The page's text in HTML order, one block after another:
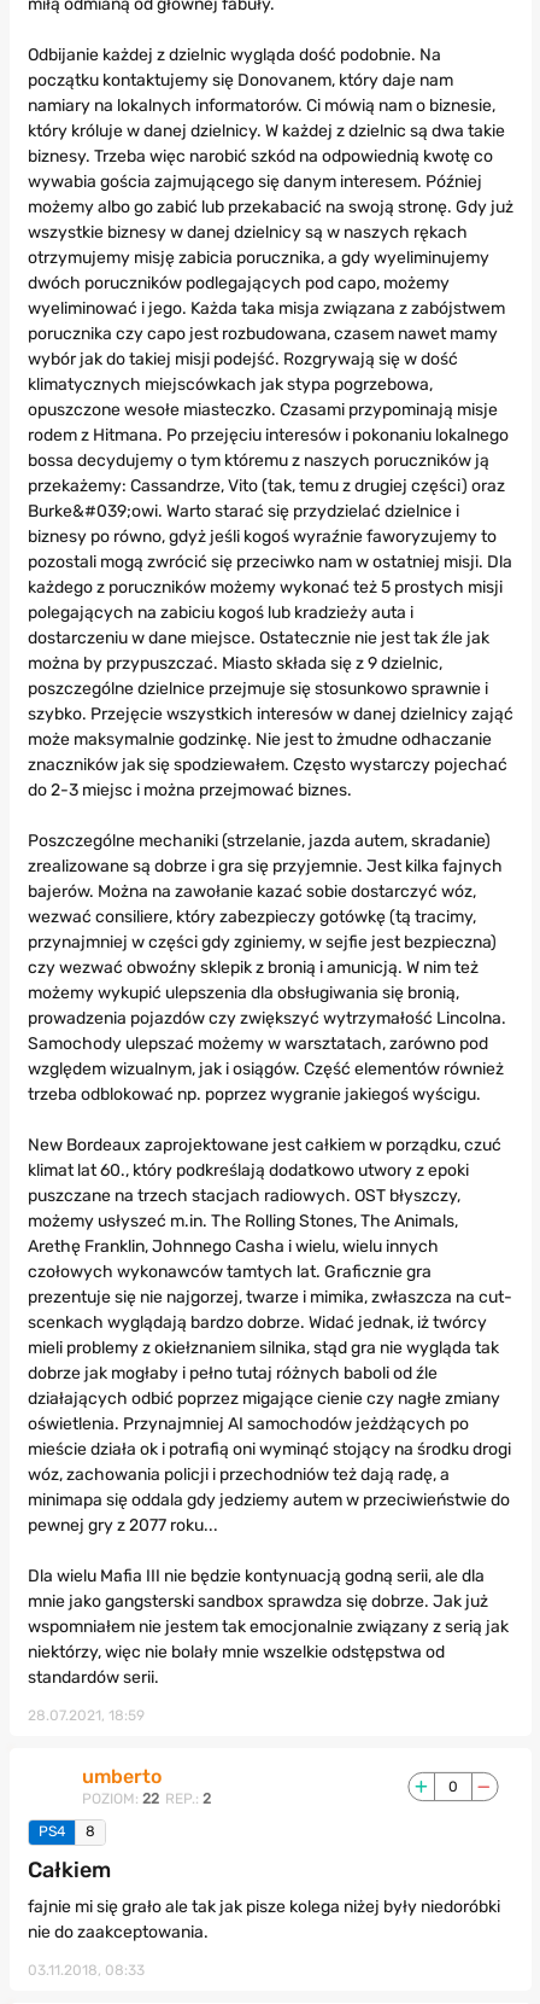
Odbijanie każdej z dzielnic wygląda dość podobnie. Na
początku kontaktujemy się Donovanem, który daje nam
namiary na lokalnych informatorów. Ci mówią nam o biznesie,
który króluje w danej dzielnicy. W każdej z dzielnic są dwa takie
biznesy. Trzeba więc narobić szkód na odpowiednią kwotę co
wywabia gościa zajmującego się danym interesem. Później
możemy albo go zabić lub przekabacić na swoją stronę. Gdy już
wszystkie biznesy w danej dzielnicy są w naszych rękach
otrzymujemy misję zabicia porucznika, a gdy wyeliminujemy
dwóch poruczników podlegających pod capo, możemy
wyeliminować i jego. Każda taka misja związana z zabójstwem
porucznika czy capo jest rozbudowana, czasem nawet mamy
wybór jak do takiej misji podejść. Rozgrywają się w dość
klimatycznych miejscówkach jak stypa pogrzebowa,
opuszczone wesołe miasteczko. Czasami przypominają misje
rodem z Hitmana. Po przejęciu interesów i pokonaniu lokalnego
bossa decydujemy o tym któremu z naszych poruczników ją
przekażemy: Cassandrze, Vito (tak, temu z drugiej części) oraz
Burke&#039;owi. Warto starać się przydzielać dzielnice i
biznesy po równo, gdyż jeśli kogoś wyraźnie faworyzujemy to
pozostali mogą zwrócić się przeciwko nam w ostatniej misji. Dla
każdego z poruczników możemy wykonać też 5 prostych misji
polegających na zabiciu kogoś lub kradzieży auta i
dostarczeniu w dane miejsce. Ostatecznie nie jest tak źle jak
można by przypuszczać. Miasto składa się z 9 dzielnic,
poszczególne dzielnice przejmuje się stosunkowo sprawnie i
szybko. Przejęcie wszystkich interesów w danej dzielnicy zająć
może maksymalnie godzinkę. Nie jest to żmudne odhaczanie
znaczników jak się spodziewałem. Często wystarczy pojechać
do 2-3 miejsc i można przejmować biznes.
Poszczególne mechaniki (strzelanie, jazda autem, skradanie)
zrealizowane są dobrze i gra się przyjemnie. Jest kilka fajnych
bajerów. Można na zawołanie kazać sobie dostarczyć wóz,
wezwać consiliere, który zabezpieczy gotówkę (tą tracimy,
przynajmniej w części gdy zginiemy, w sejfie jest bezpieczna)
czy wezwać obwoźny sklepik z bronią i amunicją. W nim też
możemy wykupić ulepszenia dla obsługiwania się bronią,
prowadzenia pojazdów czy zwiększyć wytrzymałość Lincolna.
Samochody ulepszać możemy w warsztatach, zarówno pod
względem wizualnym, jak i osiągów. Część elementów również
trzeba odblokować np. poprzez wygranie jakiegoś wyścigu.
New Bordeaux zaprojektowane jest całkiem w porządku, czuć
klimat lat 60., który podkreślają dodatkowo utwory z epoki
puszczane na trzech stacjach radiowych. OST błyszczy,
możemy usłyszeć m.in. The Rolling Stones, The Animals,
Arethę Franklin, Johnnego Casha i wielu, wielu innych
czołowych wykonawców tamtych lat. Graficznie gra
prezentuje się nie najgorzej, twarze i mimika, zwłaszcza na cut-
scenkach wyglądają bardzo dobrze. Widać jednak, iż twórcy
mieli problemy z okiełznaniem silnika, stąd gra nie wygląda tak
dobrze jak mogłaby i pełno tutaj różnych baboli od źle
działających odbić poprzez migające cienie czy nagłe zmiany
oświetlenia. Przynajmniej AI samochodów jeżdżących po
mieście działa ok i potrafią oni wyminąć stojący na środku drogi
wóz, zachowania policji i przechodniów też dają radę, a
minimapa się oddala gdy jedziemy autem w przeciwieństwie do
pewnej gry z 2077 roku...
Dla wielu Mafia III nie będzie kontynuacją godną serii, ale dla
mnie jako gangsterski sandbox sprawdza się dobrze. Jak już
wspomniałem nie jestem tak emocjonalnie związany z serią jak
niektórzy, więc nie bolały mnie wszelkie odstępstwa od
standardów serii.
28.07.2021, 18:59
umberto
POZIOM: 22 REP.: 2
0
PS4 8
Całkiem
fajnie mi się grało ale tak jak pisze kolega niżej były niedoróbki
nie do zaakceptowania.
03.11.2018, 08:33